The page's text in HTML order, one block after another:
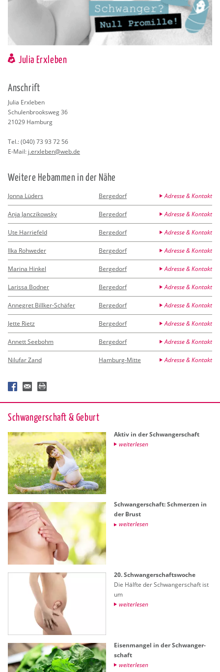
Julia Erxleben
An­schrift
Julia Erx­le­ben
Schu­len­brooks­weg 36
21029 Ham­burg
Tel.:(040) 73 93 72 56
E-Mail: j.​erxleben@​web.​de
Wei­te­re Heb­am­men in der Nähe
Jonna Lüders Bergedorf Adresse & Kontakt
Anja Janczikowsky Bergedorf Adresse & Kontakt
Ute Harriefeld Bergedorf Adresse & Kontakt
Ilka Rohweder Bergedorf Adresse & Kontakt
Marina Hinkel Bergedorf Adresse & Kontakt
Larissa Bodner Bergedorf Adresse & Kontakt
Annegret Billker-Schäfer Bergedorf Adresse & Kontakt
Jette Rietz Bergedorf Adresse & Kontakt
Annett Seebohm Bergedorf Adresse & Kontakt
Nilufar Zand Hamburg-Mitte Adresse & Kontakt
Schwan­ger­schaft & Ge­burt
Aktiv in der Schwan­ger­schaft
wei­ter­le­sen
Schwan­ger­schaft: Schmer­zen in
der Brust
wei­ter­le­sen
20. Schwan­ger­schafts­wo­che
Die Hälf­te der Schwan­ger­schaft ist
um
wei­ter­le­sen
Ei­sen­man­gel in der Schwan­ger­
schaft
wei­ter­le­sen